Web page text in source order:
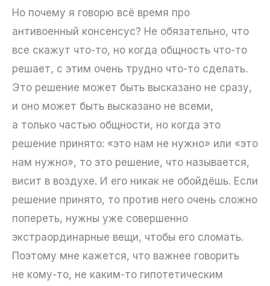
Но почему я говорю всё время про
антивоенный консенсус? Не обязательно, что
все скажут что-то, но когда общность что-то
решает, с этим очень трудно что-то сделать.
Это решение может быть высказано не сразу,
и оно может быть высказано не всеми,
а только частью общности, но когда это
решение принято: «это нам не нужно» или «это
нам нужно», то это решение, что называется,
висит в воздухе. И его никак не обойдёшь. Если
решение принято, то против него очень сложно
попереть, нужны уже совершенно
экстраординарные вещи, чтобы его сломать.
Поэтому мне кажется, что важнее говорить
не кому-то, не каким-то гипотетическим